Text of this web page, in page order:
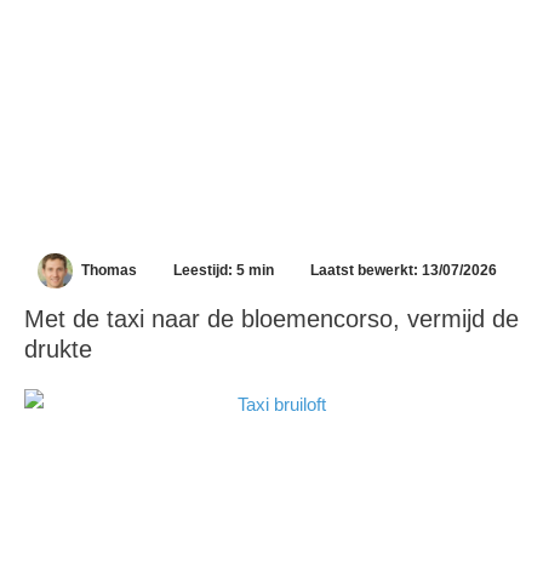
Thomas Leestijd: 5 min Laatst bewerkt: 13/07/2026
Met de taxi naar de bloemencorso, vermijd de
drukte